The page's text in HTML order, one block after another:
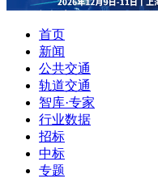
首页
新闻
公共交通
轨道交通
智库·专家
行业数据
招标
中标
专题